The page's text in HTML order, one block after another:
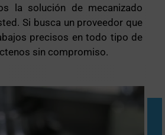
la solución de mecanizado
Si busca un proveedor que
precisos en todo tipo de
sin compromiso.